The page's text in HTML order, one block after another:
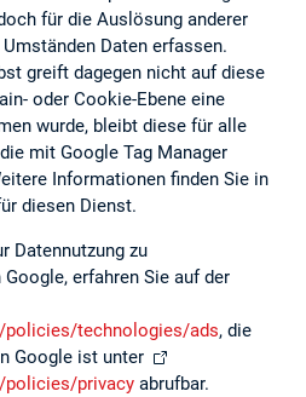
für die Auslösung anderer
Daten erfassen.
greift dagegen nicht auf diese
oder Cookie-Ebene eine
wurde, bleibt diese für alle
mit Google Tag Manager
Informationen finden Sie in
diesen Dienst.
Datennutzung zu
erfahren Sie auf der
technologies/ads, die
Google ist unter
policies/privacy abrufbar.